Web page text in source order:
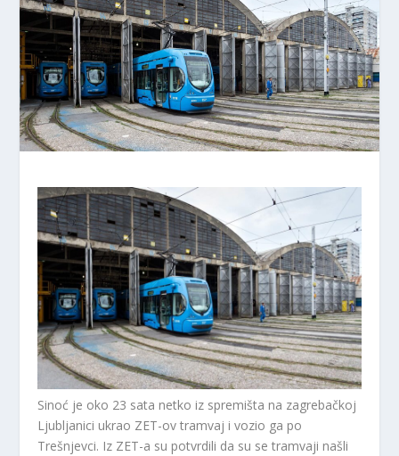
Sinoć je oko 23 sata netko iz spremišta na zagrebačkoj
Ljubljanici ukrao ZET-ov tramvaj i vozio ga po
Trešnjevci. Iz ZET-a su potvrdili da su se tramvaji našli